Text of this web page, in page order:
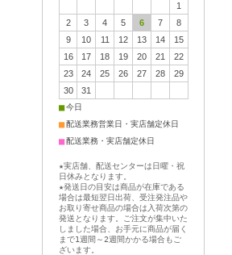
1
2
3 4 5 6 7
8
9
10 11 12 13 14
15
16
17 18 19 20 21
22
23
24 25 26 27 28
29
30
31
■今日
■配送業務営業日・実店舗定休日
■配送業務・実店舗定休日
★実店舗、配送センターは日曜・祝
日休みとなります。
★発送日の目安は商品が在庫である
場合は最短翌日出荷、受注発注品や
お取り寄せ商品の場合は入荷次第の
発送となります。ご注文が集中いた
しました場合、お手元に商品が届く
まで1週間～2週間かかる場合もご
ざいます。